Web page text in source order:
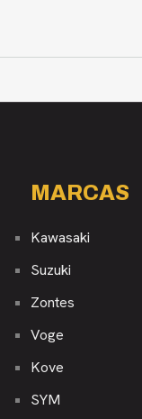
MARCAS
Kawasaki
Suzuki
Zontes
Voge
Kove
SYM